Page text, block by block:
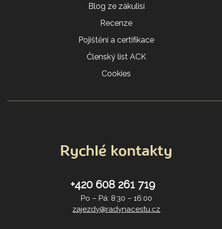
Blog ze zákulisí
Recenze
Pojištění a certifikace
Členský list ACK
Cookies
Rychlé kontakty
+420 608 261 719
Po – Pá: 8:30 – 16:00
zajezdy@radynacestu.cz